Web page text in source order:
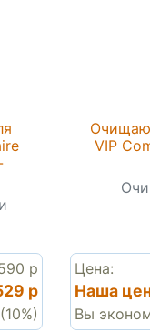
р
р
VIP
Цена:
Наша
Вы